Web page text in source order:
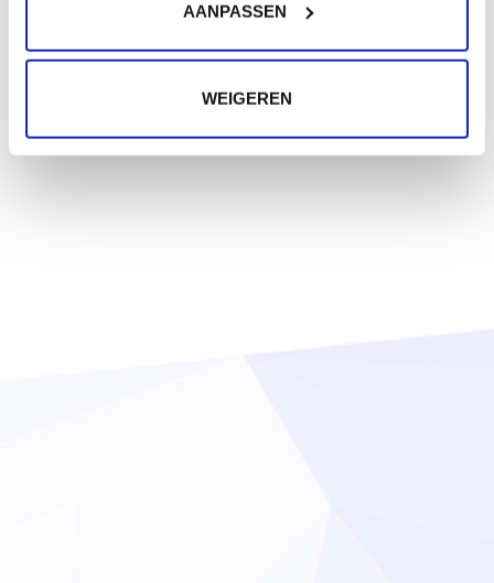
AANPASSEN
WEIGEREN